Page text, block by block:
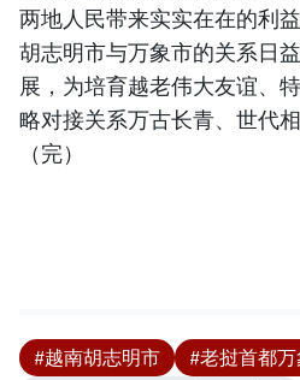
两地人民带来实实在在的利
胡志明市与万象市的关系日
展，为培育越老伟大友谊、
略对接关系万古长青、世代
（完）
#越南胡志明市
#老挝首都万